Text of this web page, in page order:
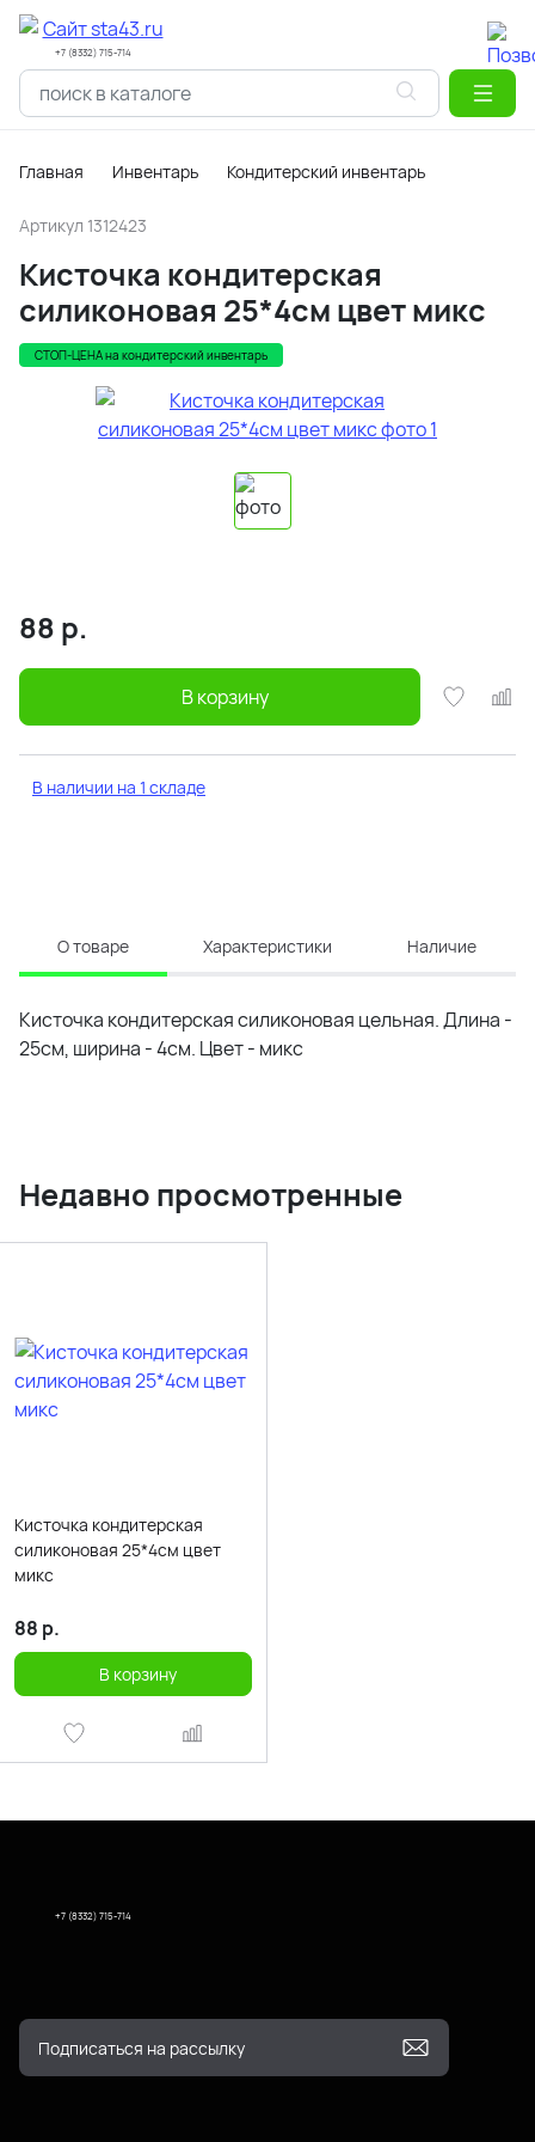
+7 (8332) 715-714
Главная Инвентарь Кондитерский инвентарь
Артикул 1312423
Кисточка кондитерская
силиконовая 25*4см цвет микс
СТОП-ЦЕНА на кондитерский инвентарь
88 р.
В корзину
В наличии на 1 складе
О товаре Характеристики Наличие
Кисточка кондитерская силиконовая цельная. Длина -
25см, ширина - 4см. Цвет - микс
Недавно просмотренные
Кисточка кондитерская
силиконовая 25*4см цвет
микс
88 р.
В корзину
+7 (8332) 715-714